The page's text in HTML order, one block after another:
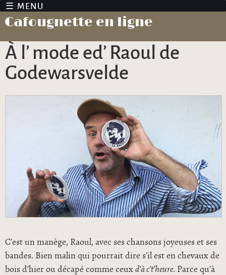
Cafougnette en ligne
À l’ mode ed’ Raoul de
Godewarsvelde
C’est un manège, Raoul, avec ses chansons joyeuses et ses
bandes. Bien malin qui pourrait dire s’il est en chevaux de
bois d’hier ou décapé comme ceux d’à c’t’heure. Parce qu’à